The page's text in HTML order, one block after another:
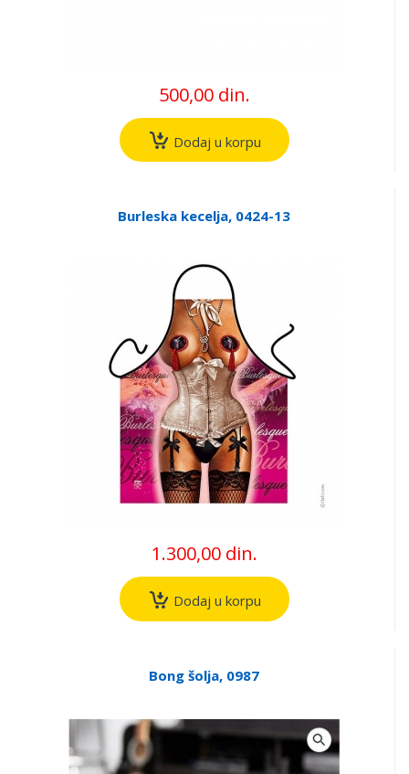
500,00 din.
Dodaj u korpu
Burleska kecelja, 0424-13
1.300,00 din.
Dodaj u korpu
Bong šolja, 0987